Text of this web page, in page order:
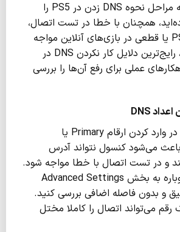
گاهی با وجود اینکه مراحل نحوه DNS زدن در PS5 را
همچنان با خطا در تست اتصال،
وصل نشدن به PSN یا قطعی در بازی‌های آنلاین مواجه
می‌شوید. در ادامه، رایج‌ترین دلایل کار نکردن DNS در
۵ و راهکارهای عملی برای رفع آن‌ها را بررسی
اعدادDNS
کوچک‌ترین اشتباه در وارد کردن ارقام Primary یا
Secondary DNS باعث می‌شود کنسول نتواند آدرس
و در تست اتصال با خطا مواجه شود.
برای رفع مشکل، دوباره به بخش Advanced Settings
و بدون فاصله اضافی بررسی کنید.
می‌تواند اتصال را کاملا مختل